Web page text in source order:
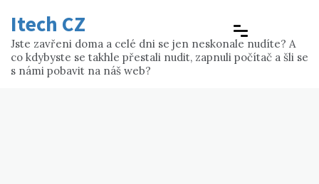
content
Itech CZ
Jste zavřeni doma a celé dni se jen neskonale nudíte? A
co kdybyste se takhle přestali nudit, zapnuli počítač a šli se
s námi pobavit na náš web?